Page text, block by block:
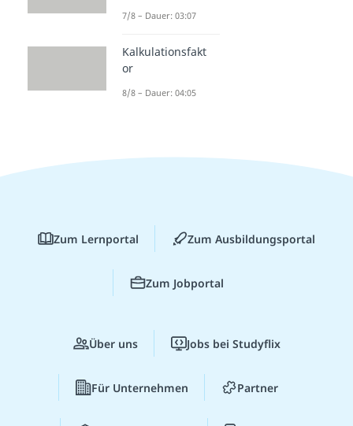
Leistungen
7/8 – Dauer: 03:07
Kalkulationsfakt
or
8/8 – Dauer: 04:05
Zum Lernportal Zum Ausbildungsportal
Zum Jobportal
Über uns Jobs bei Studyflix
Für Unternehmen Partner